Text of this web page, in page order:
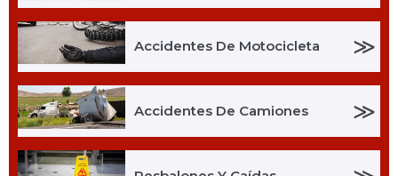
Accidentes De Motocicleta ≫
Accidentes De Camiones ≫